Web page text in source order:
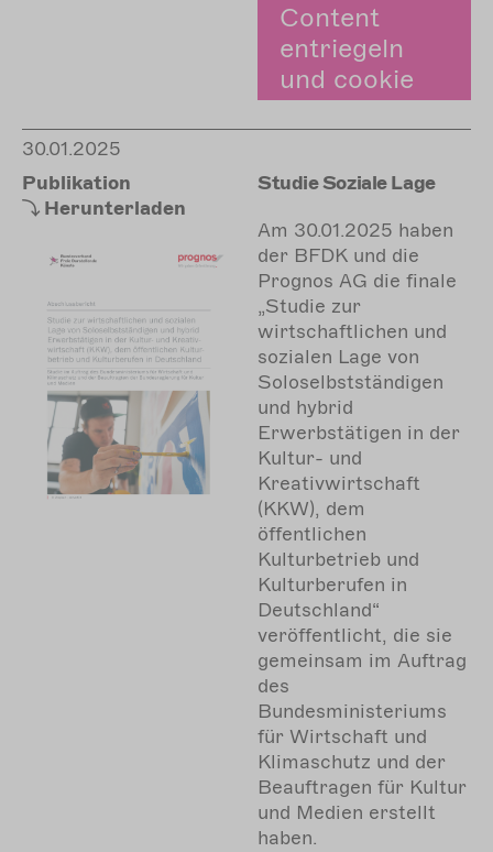
Content
entriegeln
und cookie
zustimmen.
Zustimmen
30.01.2025
Publikation
Herunterladen
Studie Soziale Lage
Am 30.01.2025 haben
der BFDK und die
Prognos AG die finale
„Studie zur
wirtschaftlichen und
sozialen Lage von
Soloselbstständigen
und hybrid
Erwerbstätigen in der
Kultur- und
Kreativwirtschaft
(KKW), dem
öffentlichen
Kulturbetrieb und
Kulturberufen in
Deutschland“
veröffentlicht, die sie
gemeinsam im Auftrag
des
Bundesministeriums
für Wirtschaft und
Klimaschutz und der
Beauftragen für Kultur
und Medien erstellt
haben.